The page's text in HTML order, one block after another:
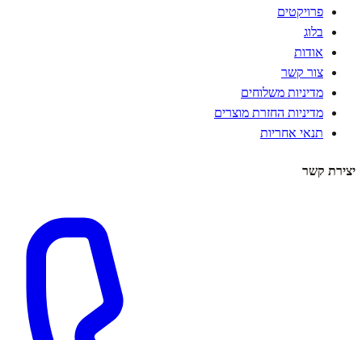
פרויקטים
בלוג
אודות
צור קשר
מדיניות משלוחים
מדיניות החזרת מוצרים
תנאי אחריות
יצירת קשר